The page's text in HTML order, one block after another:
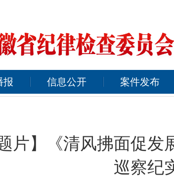
报 信息公开 案件发布
题片】《清风拂面促
巡察纪